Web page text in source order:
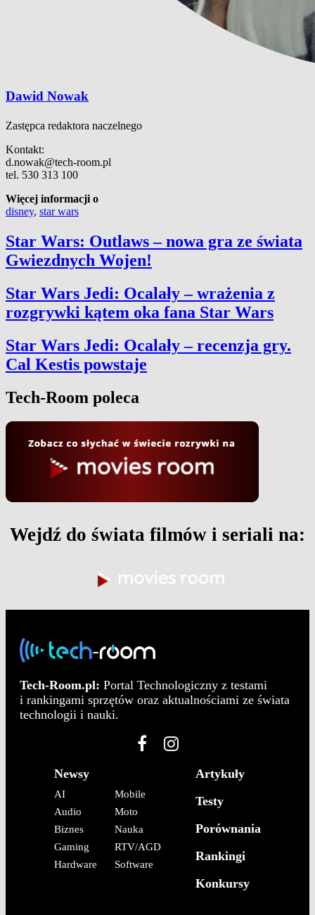
Dawid Nowak
Zastępca redaktora naczelnego
Kontakt:
d.nowak@tech-room.pl
tel. 530 313 100
Więcej informacji o
disney, star wars
Star Wars: Outlaws – nowa gra ze świata
Gwiezdnych Wojen!
Star Wars Jedi: Ocalały – wrażenia z
rozgrywki kątem oka fana Star Wars
Star Wars Jedi: Ocalały – recenzja gry.
Cal Kestis powstaje
Tech-Room poleca
Wejdź do świata filmów i seriali na:
Tech-Room.pl: Portal Technologiczny z testami
i rankingami sprzętów oraz aktualnościami ze świata
technologii i nauki.
Newsy
AI
Audio
Biznes
Gaming
Hardware
Mobile
Moto
Nauka
RTV/AGD
Software
Artykuły
Testy
Porównania
Rankingi
Konkursy